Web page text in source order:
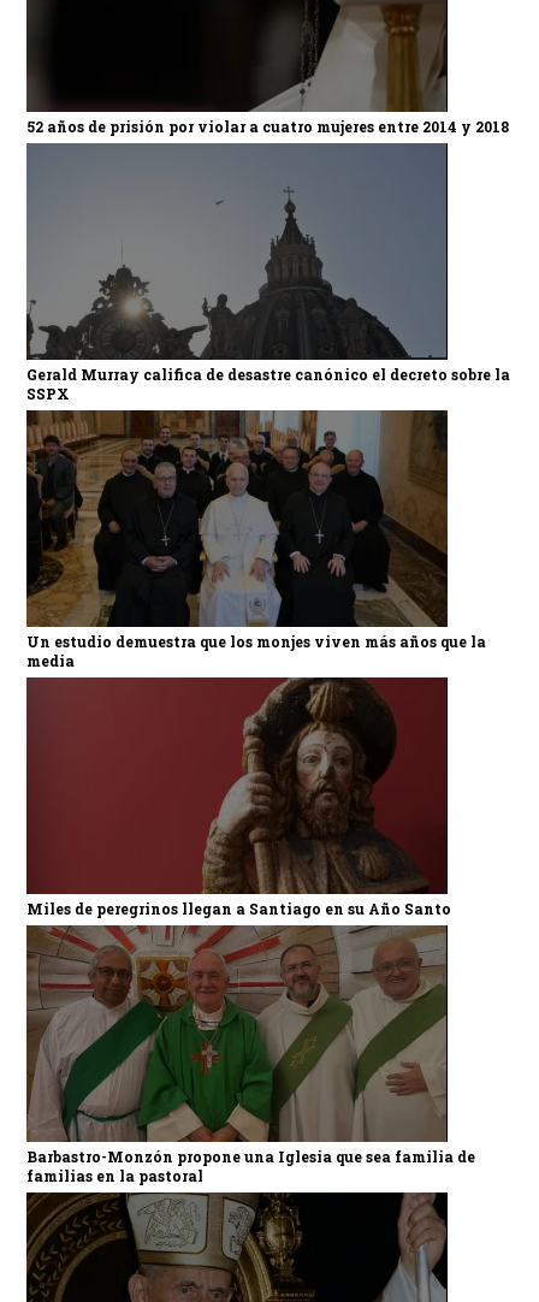
52 años de prisión por violar a cuatro mujeres entre 2014 y 2018
Gerald Murray califica de desastre canónico el decreto sobre la
SSPX
Un estudio demuestra que los monjes viven más años que la
media
Miles de peregrinos llegan a Santiago en su Año Santo
Barbastro-Monzón propone una Iglesia que sea familia de
familias en la pastoral